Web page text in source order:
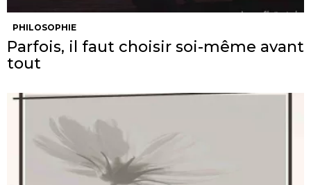
PHILOSOPHIE
Parfois, il faut choisir soi-même avant
tout